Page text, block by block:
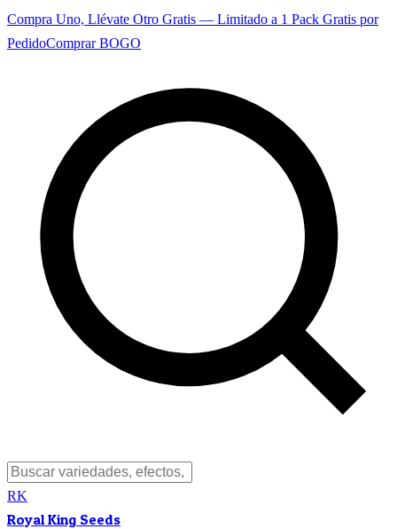
Compra Uno, Llévate Otro Gratis — Limitado a 1 Pack Gratis por
PedidoComprar BOGO
RK
Royal King Seeds